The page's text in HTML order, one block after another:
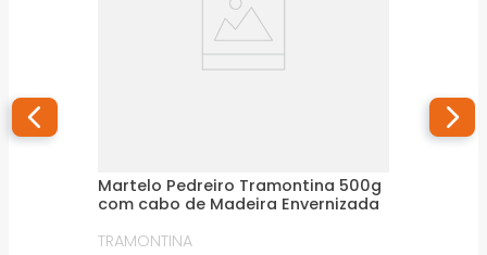
Martelo Pedreiro Tramontina 500g
com cabo de Madeira Envernizada
TRAMONTINA